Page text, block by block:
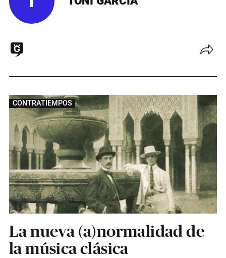
CONTRATIEMPOS
La nueva (a)normalidad de
la música clásica